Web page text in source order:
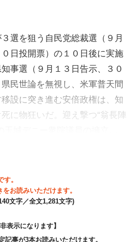
選を狙う自民党総裁選（９月
０日投開票）の１０日後に実施
事選（９月１３日告示、３０
民世論を無視し、米軍普天間
設に突き進む安倍政権は、知
に物狂いだ。迎え撃つ“翁長陣
。
をお読みいただけます。
文字／全文1,281文字)
表示になります】
記事が3本お読みいただけます。